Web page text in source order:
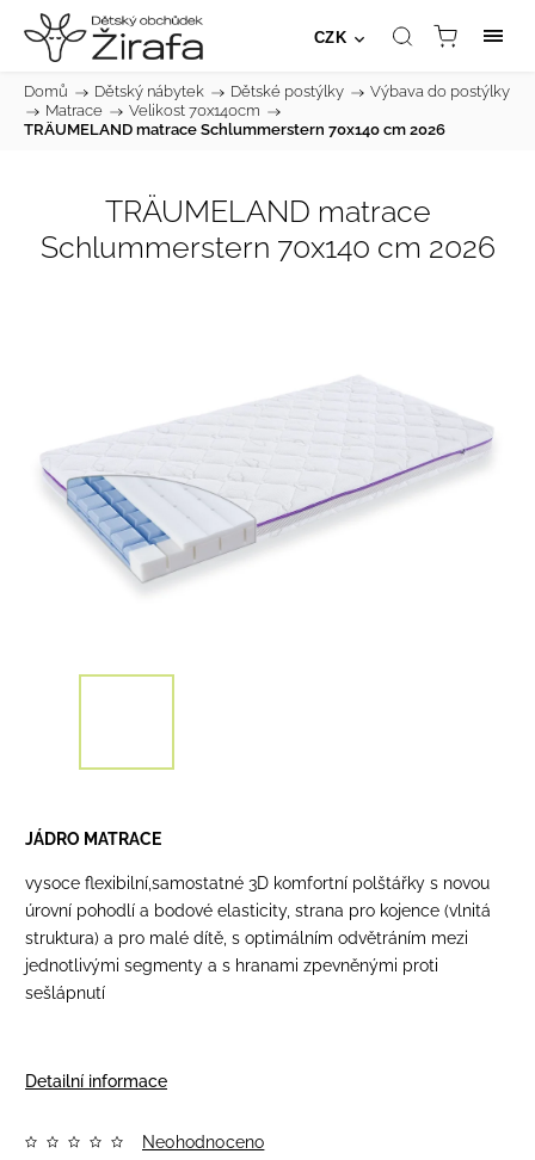
CZK
Domů / Dětský nábytek / Dětské postýlky /
Výbava do postýlky
/
Matrace / Velikost 70x140cm /
TRÄUMELAND matrace Schlummerstern 70x140 cm 2026
TRÄUMELAND matrace
Schlummerstern 70x140 cm 2026
JÁDRO MATRACE
vysoce flexibilní,samostatné 3D komfortní polštářky s novou
úrovní pohodlí a bodové elasticity, strana pro kojence (vlnitá
struktura) a pro malé dítě, s optimálním odvětráním mezi
jednotlivými segmenty a s hranami zpevněnými proti
sešlápnutí
Detailní informace
Neohodnoceno